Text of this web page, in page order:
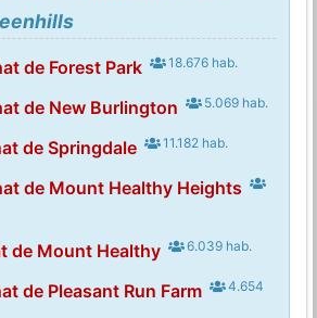
de Forest Park 18.676 hab.
de New Burlington 5.069 hab.
de Springdale 11.182 hab.
de Mount Healthy Heights
de Mount Healthy 6.039 hab.
de Pleasant Run Farm
4.654